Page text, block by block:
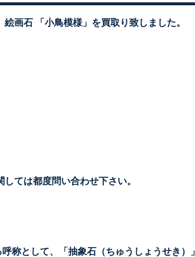
画石 「小鳥模様」を買取り致しました。
ては都度問い合わせ下さい。
称として、「抽象石（ちゅうしょうせき）